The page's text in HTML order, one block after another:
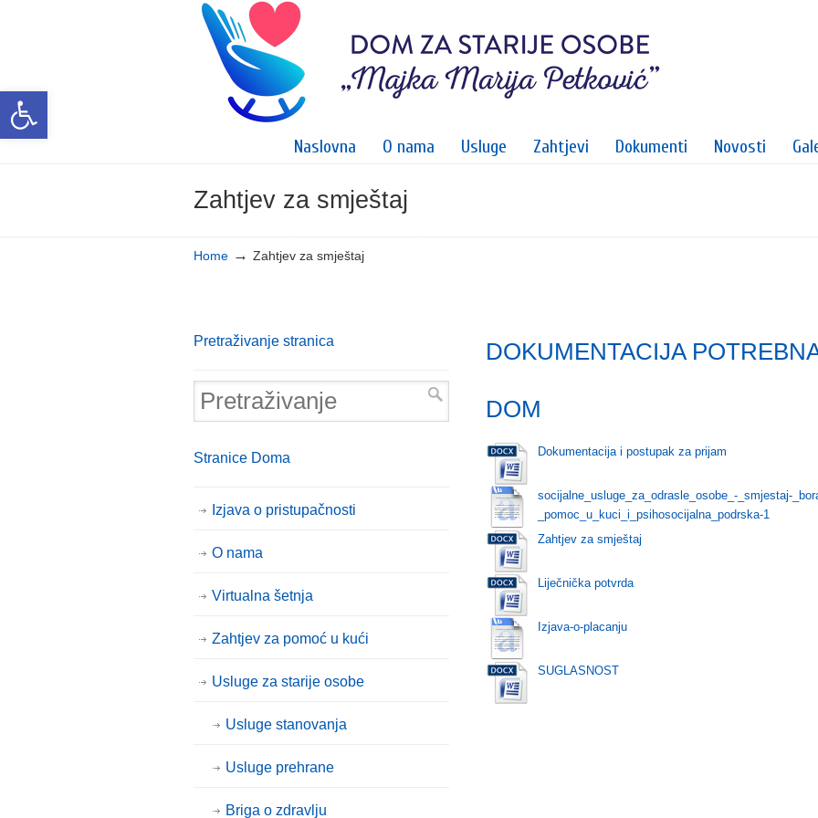
Open toolbar
Naslovna O nama Usluge Zahtjevi Dokumenti Novosti
Navigation
Zahtjev za smještaj
Home → Zahtjev za smještaj
DOKUMENTACIJA
DOM
Dokumentacija i postupak za prijam
socijalne_usluge_za_odrasle_osobe_-_smjestaj-
_pomoc_u_kuci_i_psihosocijalna_podrska-1
Zahtjev za smještaj
Liječnička potvrda
Izjava-o-placanju
SUGLASNOST
Pretraživanje stranica
Stranice Doma
Izjava o pristupačnosti
O nama
Virtualna šetnja
Zahtjev za pomoć u kući
Usluge za starije osobe
Usluge stanovanja
Usluge prehrane
Briga o zdravlju